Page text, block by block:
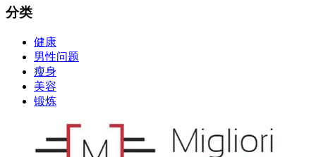
分类
健康
男性问题
瘦身
美容
锻炼